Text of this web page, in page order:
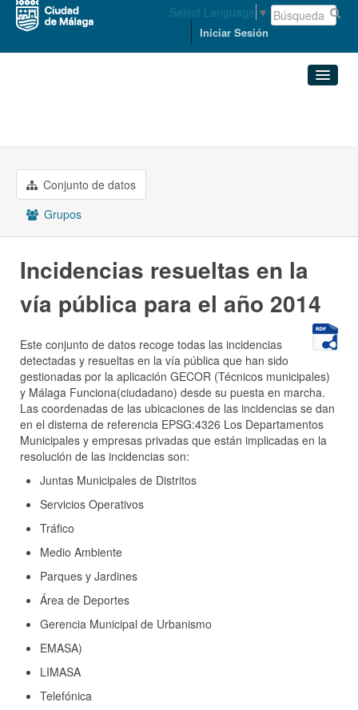
Select Language ▼
Iniciar Sesión
Grupos
Conjunto de datos
Grupos
Incidencias resueltas en la
vía pública para el año 2014
Este conjunto de datos recoge todas las incidencias
detectadas y resueltas en la vía pública que han sido
gestionadas por la aplicación GECOR (Técnicos municipales)
y Málaga Funciona(ciudadano) desde su puesta en marcha.
Las coordenadas de las ubicaciones de las incidencias se dan
en el distema de referencia EPSG:4326 Los Departamentos
Municipales y empresas privadas que están implicadas en la
resolución de las incidencias son:
Juntas Municipales de Distritos
Servicios Operativos
Tráfico
Medio Ambiente
Parques y Jardines
Área de Deportes
Gerencia Municipal de Urbanismo
EMASA)
LIMASA
Telefónica